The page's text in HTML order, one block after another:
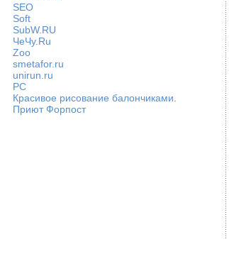
SEO
Soft
SubW.RU
ЧеЧу.Ru
Zoo
smetafor.ru
unirun.ru
PC
Красивое рисование балончиками.
Приют Форпост